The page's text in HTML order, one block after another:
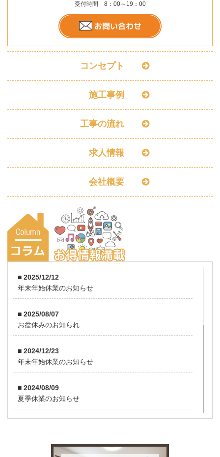
受付時間 8：00～19：00
コンセプト
施工事例
工事の流れ
求人情報
会社概要
■ 2025/12/12
年末年始休業のお知らせ
■ 2025/08/07
お盆休みのお知られ
■ 2024/12/23
年末年始休業のお知らせ
■ 2024/08/09
夏季休業のお知らせ